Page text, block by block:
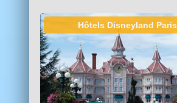
Hôtels Disneyland Paris